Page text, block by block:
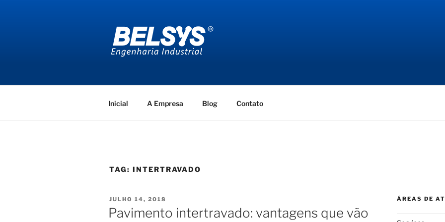
Inicial A Empresa Blog Contato
TAG: INTERTRAVADO
PUBLICADO
EM
JULHO 14, 2018
Pavimento intertravado: vantagens que vão
ÁREAS DE